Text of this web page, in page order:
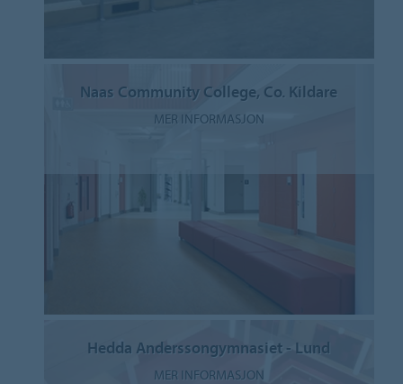
Naas Community College, Co. Kildare
MER INFORMASJON
Hedda Anderssongymnasiet - Lund
MER INFORMASJON